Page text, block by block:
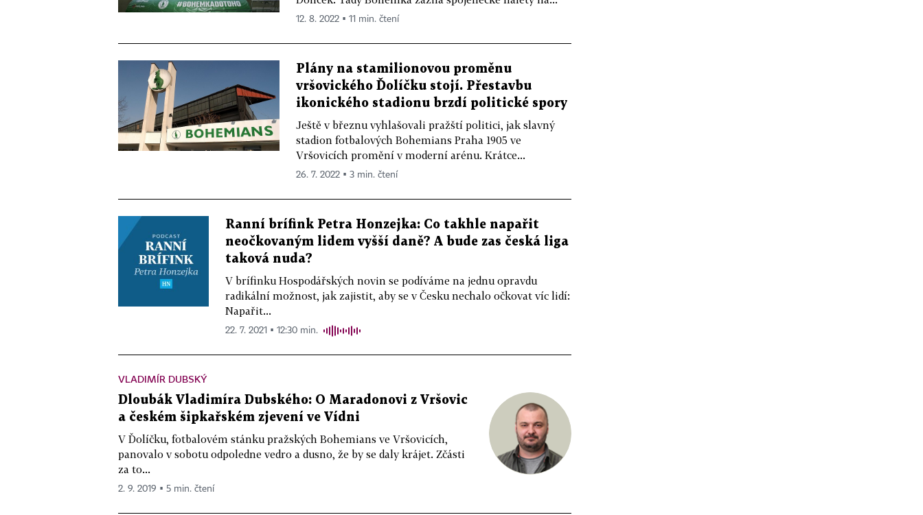
12. 8. 2022 ▪ 11 min. čtení
Plány na stamilionovou proměnu
vršovického Ďolíčku stojí. Přestavbu
ikonického stadionu brzdí politické spory
Ještě v březnu vyhlašovali pražští politici, jak slavný
stadion fotbalových Bohemians Praha 1905 ve
Vršovicích promění v moderní arénu. Krátce...
26. 7. 2022 ▪ 3 min. čtení
Ranní brífink Petra Honzejka: Co takhle napařit
neočkovaným lidem vyšší daně? A bude zas česká liga
taková nuda?
V brífinku Hospodářských novin se podíváme na jednu opravdu
radikální možnost, jak zajistit, aby se v Česku nechalo očkovat víc lidí:
Napařit...
22. 7. 2021 ▪ 12:30 min.
VLADIMÍR DUBSKÝ
Dloubák Vladimíra Dubského: O Maradonovi z Vršovic
a českém šipkařském zjevení ve Vídni
V Ďolíčku, fotbalovém stánku pražských Bohemians ve Vršovicích,
panovalo v sobotu odpoledne vedro a dusno, že by se daly krájet. Zčásti
za to...
2. 9. 2019 ▪ 5 min. čtení